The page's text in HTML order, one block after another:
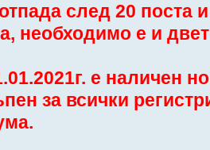
след 20 поста
необходимо е и
е наличен
за всички